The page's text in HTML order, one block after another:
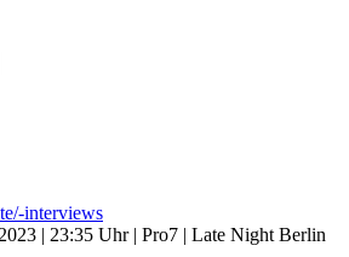
interviews
| 23:35 Uhr | Pro7 | Late Night Berlin